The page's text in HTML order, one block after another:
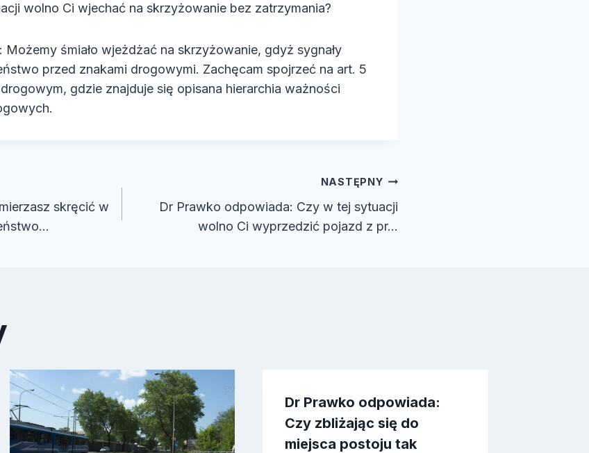
wolno Ci wjechać na skrzyżowanie bez zatrzymania?
śmiało wjeżdżać na skrzyżowanie, gdyż sygnały
przed znakami drogowymi. Zachęcam spojrzeć na art. 5
gdzie znajduje się opisana hierarchia ważności
skręcić w
NASTĘPNY
Dr Prawko odpowiada: Czy w tej sytuacji
wolno Ci wyprzedzić pojazd z pr…
Dr Prawko odpowiada:
Czy zbliżając się do
miejsca postoju tak